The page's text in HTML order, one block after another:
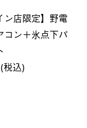
ン店限定】野電
コン＋氷点下パ
税込)